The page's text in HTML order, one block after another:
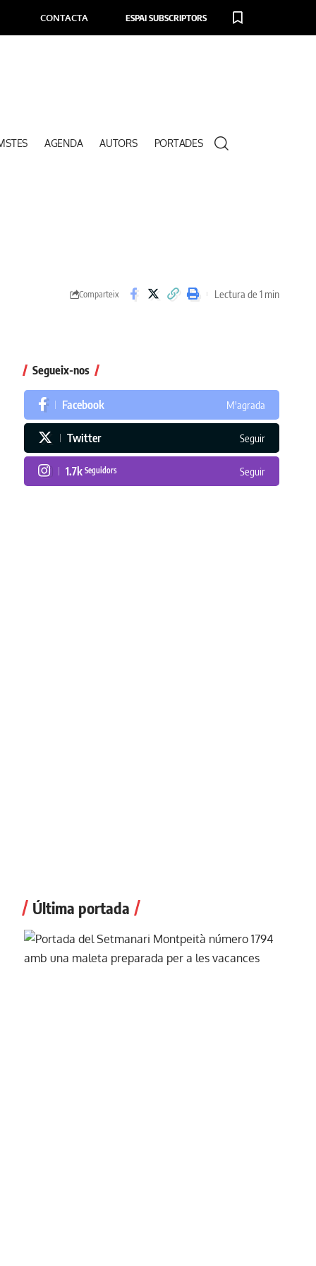
CONTACTA ESPAI SUBSCRIPTORS
AGENDA AUTORS PORTADES
Comparteix Lectura de 1 min
Segueix-nos
Facebook M'agrada
Twitter Seguir
1.7k Seguidors Seguir
Última portada